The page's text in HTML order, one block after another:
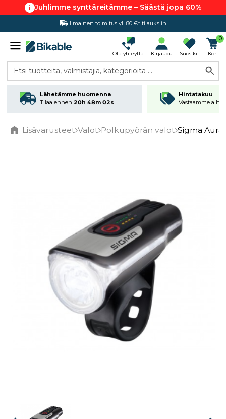
Juhlimme synttäreitämme – Säästä jopa 60%
Ota yhteyttä Kirjaudu Suosikit
0
Kori
Etsi tuotteita, valmistajia, kategorioita ...
Lähetämme huomenna
Tilaa ennen 20h 48m 02s
Hintatakuu
Vastaamme
Lisävarusteet Valot Polkupyörän valot Sigma Aura